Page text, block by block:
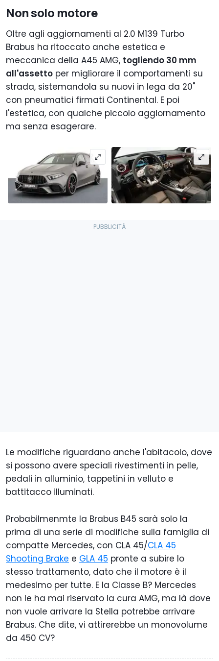
Non solo motore
Oltre agli aggiornamenti al 2.0 M139 Turbo
Brabus ha ritoccato anche estetica e
meccanica della A45 AMG, togliendo 30 mm
all'assetto per migliorare il comportamenti su
strada, sistemandola su nuovi in lega da 20"
con pneumatici firmati Continental. E poi
l'estetica, con qualche piccolo aggiornamento
ma senza esagerare.
Le modifiche riguardano anche l'abitacolo, dove
si possono avere speciali rivestimenti in pelle,
pedali in alluminio, tappetini in velluto e
battitacco illuminati.
Probabilmenmte la Brabus B45 sarà solo la
prima di una serie di modifiche sulla famiglia di
compatte Mercedes, con CLA 45/CLA 45
Shooting Brake e GLA 45 pronte a subire lo
stesso trattamento, dato che il motore è il
medesimo per tutte. E la Classe B? Mercedes
non le ha mai riservato la cura AMG, ma là dove
non vuole arrivare la Stella potrebbe arrivare
Brabus. Che dite, vi attirerebbe un monovolume
da 450 CV?